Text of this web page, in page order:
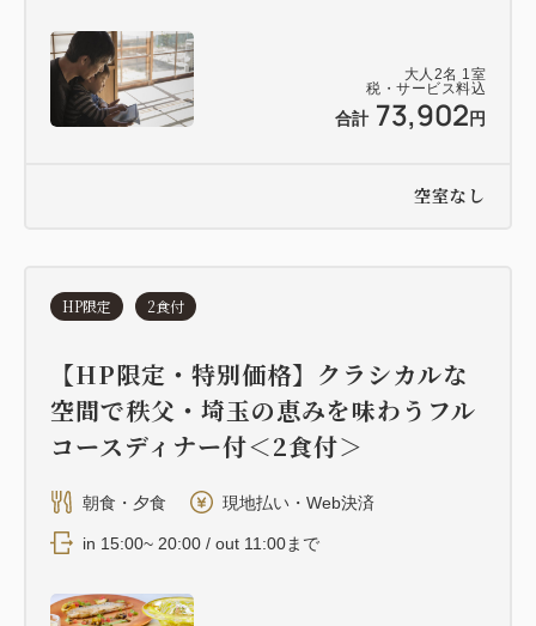
大人 2名 1 室
税・サービス料込
合計 73,902 円
空室なし
HP限定 2食付
【HP限定・特別価格】クラシカルな
空間で秩父・埼玉の恵みを味わうフル
コースディナー付＜2食付＞
朝食・夕食 現地払い・Web決済
in 15:00~ 20:00 / out 11:00まで